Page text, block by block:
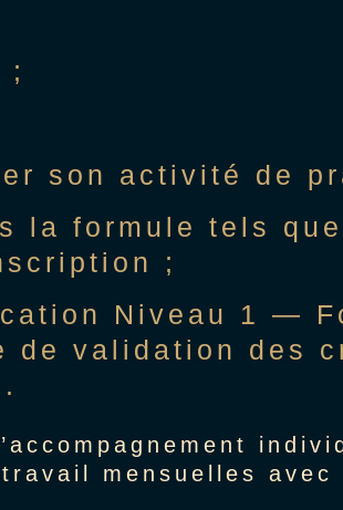
;
son activité de
la formule tels
;
Niveau 1 —
de validation des
mensuelles avec